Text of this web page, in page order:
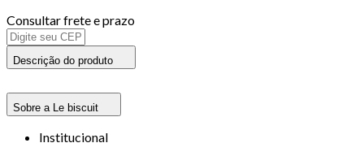
Consultar frete e prazo
Descrição do produto
Sobre a Le biscuit
Institucional